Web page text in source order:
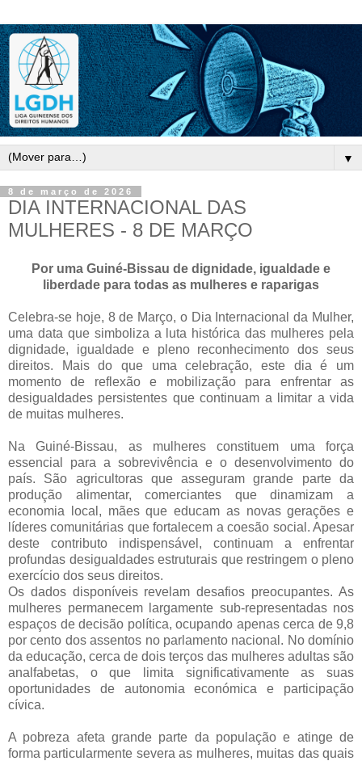
▼
8 de março de 2026
DIA INTERNACIONAL DAS
MULHERES - 8 DE MARÇO
Por uma Guiné-Bissau de dignidade, igualdade e
liberdade para todas as mulheres e raparigas
Celebra-se hoje, 8 de Março, o Dia Internacional da Mulher,
uma data que simboliza a luta histórica das mulheres pela
dignidade, igualdade e pleno reconhecimento dos seus
direitos. Mais do que uma celebração, este dia é um
momento de reflexão e mobilização para enfrentar as
desigualdades persistentes que continuam a limitar a vida
de muitas mulheres.
Na Guiné-Bissau, as mulheres constituem uma força
essencial para a sobrevivência e o desenvolvimento do
país. São agricultoras que asseguram grande parte da
produção alimentar, comerciantes que dinamizam a
economia local, mães que educam as novas gerações e
líderes comunitárias que fortalecem a coesão social. Apesar
deste contributo indispensável, continuam a enfrentar
profundas desigualdades estruturais que restringem o pleno
exercício dos seus direitos.
Os dados disponíveis revelam desafios preocupantes. As
mulheres permanecem largamente sub-representadas nos
espaços de decisão política, ocupando apenas cerca de 9,8
por cento dos assentos no parlamento nacional. No domínio
da educação, cerca de dois terços das mulheres adultas são
analfabetas, o que limita significativamente as suas
oportunidades de autonomia económica e participação
cívica.
A pobreza afeta grande parte da população e atinge de
forma particularmente severa as mulheres, muitas das quais